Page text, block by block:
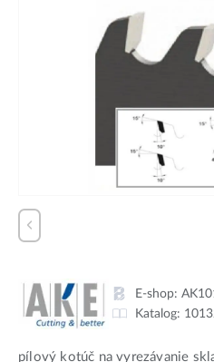
E-shop:
Katalog:
pílový kotúč na vyrezávanie